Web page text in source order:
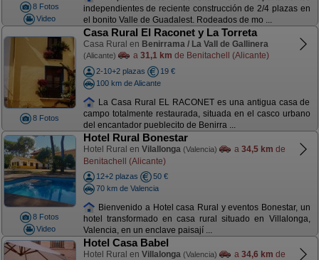
8 Fotos
Video
independientes de reciente construcción de 2/4 plazas en
el bonito Valle de Guadalest. Rodeados de mo ...
8 Fotos
Casa Rural El Raconet y La Torreta
Casa Rural en Benirrama / La Vall de Gallinera
(Alicante) a 31,1 km de Benitachell (Alicante)
2-10+2 plazas
19 €
100 km de Alicante
La Casa Rural EL RACONET es una antigua casa de
campo totalmente restaurada, situada en el casco urbano
del encantador pueblecito de Benirra ...
8 Fotos
Video
Hotel Rural Bonestar
Hotel Rural en Vilallonga (Valencia) a 34,5 km de
Benitachell (Alicante)
12+2 plazas
50 €
70 km de Valencia
Bienvenido a Hotel casa Rural y eventos Bonestar, un
hotel transformado en casa rural situado en Villalonga,
Valencia, en un enclave paisají ...
Hotel Casa Babel
Hotel Rural en Villalonga (Valencia) a 34,6 km de